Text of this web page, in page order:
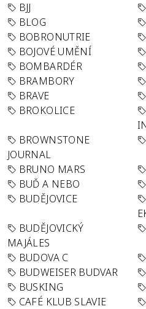
BJJ
BLOG
BOBRONUTRIE
BOJOVÉ UMĚNÍ
BOMBARDÉR
BRAMBORY
BRAVE
BROKOLICE
BROWNSTONE
JOURNAL
BRUNO MARS
BUĎ A NEBO
BUDĚJOVICE
BUDĚJOVICKÝ
MAJÁLES
BUDOVA C
BUDWEISER BUDVAR
BUSKING
CAFÉ KLUB SLAVIE